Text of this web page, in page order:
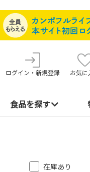
ログイン・新規登録 お気に
食品を探す
在庫あり